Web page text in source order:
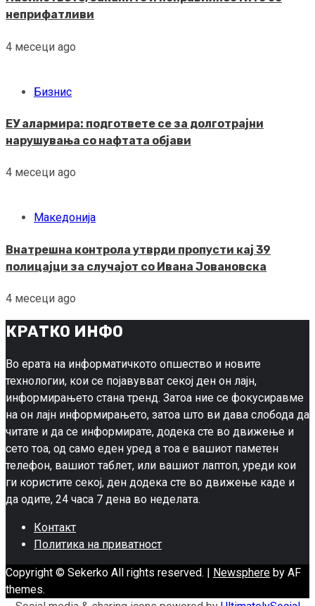
неприфатливи
4 месеци ago
Бизнис
ЕУ алармира: подгответе се за долготрајни
нарушувања со нафтата објави
4 месеци ago
Македонија
Внатрешна контрола утврди пропусти кај 39
полицајци за случајот со Ивана Јовановска
4 месеци ago
КРАТКО ИНФО
Во ерата на информатичкото опшество и новите
технологии, кои се појавувват секој ден он лајн,
информирањето стана тренд. Затоа ние се фокусиравме
на он лајн информирањето, затоа што ви дава слобода да
читате и да се информирате, додека сте во движење и
сето тоа, од само еден уред а тоа е вашиот паметен
телефон, вашиот таблет, или вашиот лаптоп, уреди кои
ги користите секој, ден додека сте во движење каде и
да одите, 24 часа 7 дена во неделата.
Контакт
Политика на приватност
Copyright © Sekerko All rights reserved. Newsphere by AF
themes.